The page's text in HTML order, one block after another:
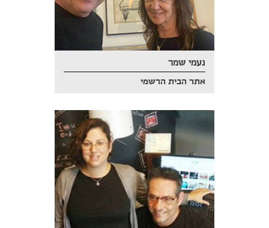
נעמי שמר
אתר הבית הרשמי